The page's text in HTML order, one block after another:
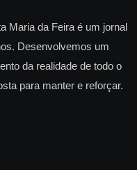
Maria da Feira é um jornal
Desenvolvemos um
da realidade de todo o
para manter e reforçar.